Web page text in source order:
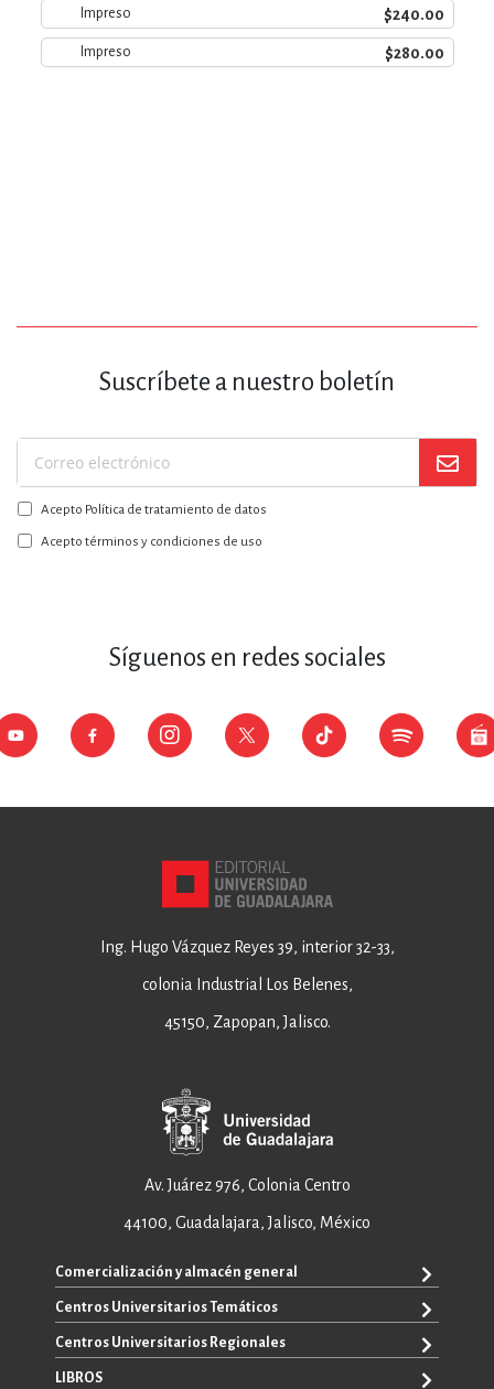
Impreso $240.00
Impreso $280.00
Suscríbete a nuestro boletín
Suscríbase
a
nuestro
boletín:
Acepto Política de tratamiento de datos
Acepto términos y condiciones de uso
Síguenos en redes sociales
Ing. Hugo Vázquez Reyes 39, interior 32-33,
colonia Industrial Los Belenes,
45150, Zapopan, Jalisco.
Av. Juárez 976, Colonia Centro
44100, Guadalajara, Jalisco, México
Comercialización y almacén general
+52 33 3640 6326
+52 33 3640 4595
Centros Universitarios Temáticos
CUAAD
CUCEA
Centros Universitarios Regionales
CUALTOS
LIBROS